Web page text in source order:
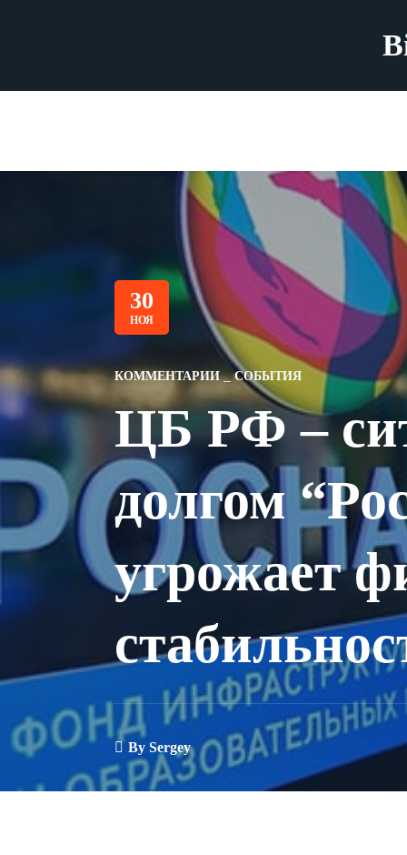
30
НОЯ
КОММЕНТАРИИ СОБЫТИЯ
ЦБ РФ –
долгом
угрожает
By Sergey